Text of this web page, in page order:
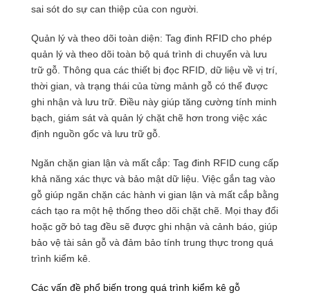
sai sót do sự can thiệp của con người.
Quản lý và theo dõi toàn diện: Tag đinh RFID cho phép
quản lý và theo dõi toàn bộ quá trình di chuyển và lưu
trữ gỗ. Thông qua các thiết bị đọc RFID, dữ liệu về vị trí,
thời gian, và trạng thái của từng mảnh gỗ có thể được
ghi nhận và lưu trữ. Điều này giúp tăng cường tính minh
bạch, giám sát và quản lý chặt chẽ hơn trong việc xác
định nguồn gốc và lưu trữ gỗ.
Ngăn chặn gian lận và mất cắp: Tag đinh RFID cung cấp
khả năng xác thực và bảo mật dữ liệu. Việc gắn tag vào
gỗ giúp ngăn chặn các hành vi gian lận và mất cắp bằng
cách tạo ra một hệ thống theo dõi chặt chẽ. Mọi thay đổi
hoặc gỡ bỏ tag đều sẽ được ghi nhận và cảnh báo, giúp
bảo vệ tài sản gỗ và đảm bảo tính trung thực trong quá
trình kiểm kê.
Các vấn đề phổ biến trong quá trình kiểm kê gỗ